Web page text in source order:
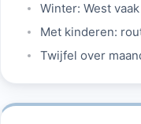
Winter: West
Met kinderen:
Twijfel over